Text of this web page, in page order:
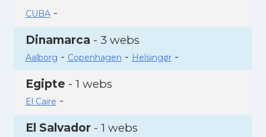
CUBA-
Dinamarca - 3 webs
Aalborg - Copenhagen - Helsingør-
Egipte - 1 webs
El Caire -
El Salvador- 1 webs